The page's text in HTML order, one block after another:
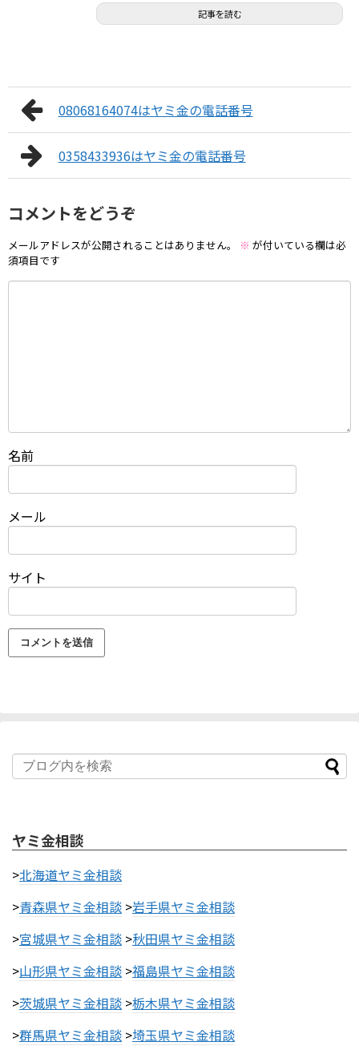
記事を読む
08068164074はヤミ金の電話番号
0358433936はヤミ金の電話番号
コメントをどうぞ
メールアドレスが公開されることはありません。 ※ が付いている欄は必
須項目です
名前
メール
サイト
ヤミ金相談
>北海道ヤミ金相談
>青森県ヤミ金相談 >岩手県ヤミ金相談
>宮城県ヤミ金相談 >秋田県ヤミ金相談
>山形県ヤミ金相談 >福島県ヤミ金相談
>茨城県ヤミ金相談 >栃木県ヤミ金相談
>群馬県ヤミ金相談 >埼玉県ヤミ金相談